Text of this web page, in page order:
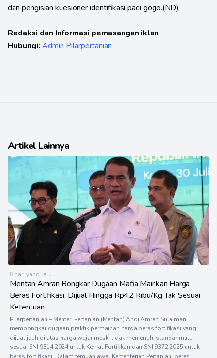
dan pengisian kuesioner identifikasi padi gogo.(ND)
Redaksi dan Informasi pemasangan iklan
Hubungi: Admin Pilarpertanian
Artikel Lainnya
8 hari yang lalu
Mentan Amran Bongkar Dugaan Mafia Mainkan Harga
Beras Fortifikasi, Dijual Hingga Rp42 Ribu/Kg Tak Sesuai
Ketentuan
Pilarpertanian – Menteri Pertanian (Mentan) Andi Amran Sulaiman
membongkar dugaan praktik permainan harga beras fortifikasi yang
dijual jauh di atas harga wajar meski tidak memenuhi standar mutu
sesuai SNI 9314:2024 untuk Kernal Fortifikan dan SNI 9372:2025 untuk
beras fortifikasi. Dalam temuan awal Kementerian Pertanian, beras